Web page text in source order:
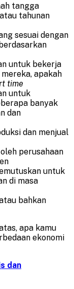
tangga
tahunan
sesuai dengan
untuk bekerja
apakah
time
untuk
banyak
dan
dan menjual
perusahaan
untuk
di masa
bahkan
apa kamu
ekonomi
dan